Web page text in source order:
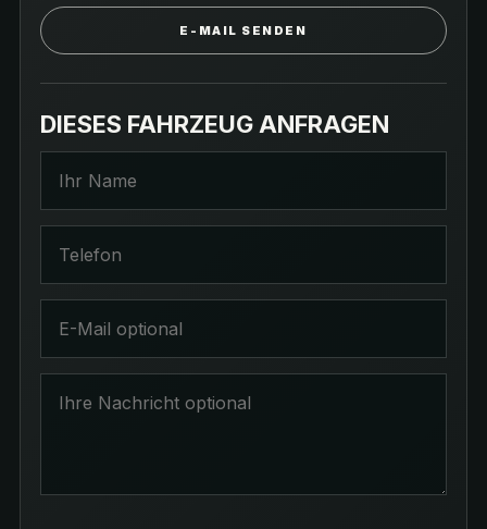
E-MAIL SENDEN
DIESES FAHRZEUG ANFRAGEN